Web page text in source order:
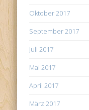
Oktober 2017
September 2017
Juli 2017
Mai 2017
April 2017
März 2017